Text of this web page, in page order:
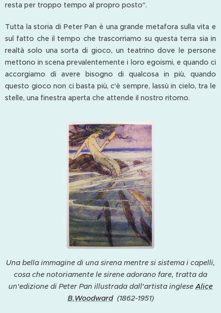
resta per troppo tempo al propro posto".
Tutta la storia di Peter Pan è una grande metafora sulla vita e
sul fatto che il tempo che trascorriamo su questa terra sia in
realtà solo una sorta di gioco, un teatrino dove le persone
mettono in scena prevalentemente i loro egoismi, e quando ci
accorgiamo di avere bisogno di qualcosa in più, quando
questo gioco non ci basta più, c'è sempre, lassù in cielo, tra le
stelle, una finestra aperta che attende il nostro ritorno.
Una bella immagine di una sirena mentre si sistema i capelli,
cosa che notoriamente le sirene adorano fare, tratta da
un'edizione di Peter Pan illustrada dall'artista inglese Alice
B.Woodward(1862-1951)